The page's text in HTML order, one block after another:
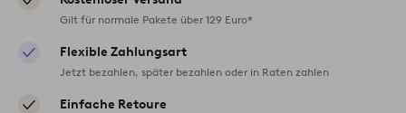
Gilt für normale Pakete über 129 Euro*
Flexible Zahlungsart
Jetzt bezahlen, später bezahlen oder in Raten zahlen
Einfache Retoure